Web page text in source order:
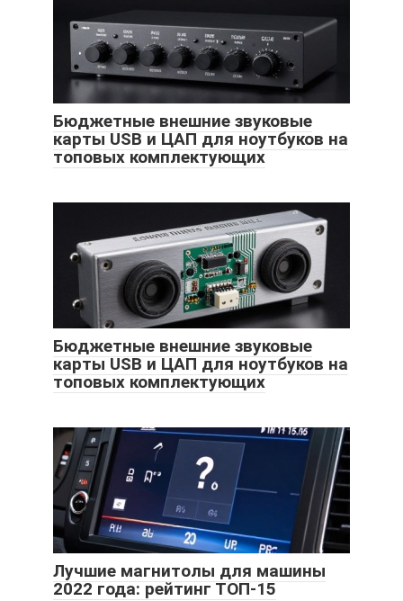
Бюджетные внешние звуковые
карты USB и ЦАП для ноутбуков на
топовых комплектующих
Бюджетные внешние звуковые
карты USB и ЦАП для ноутбуков на
топовых комплектующих
Лучшие магнитолы для машины
2022 года: рейтинг ТОП-15